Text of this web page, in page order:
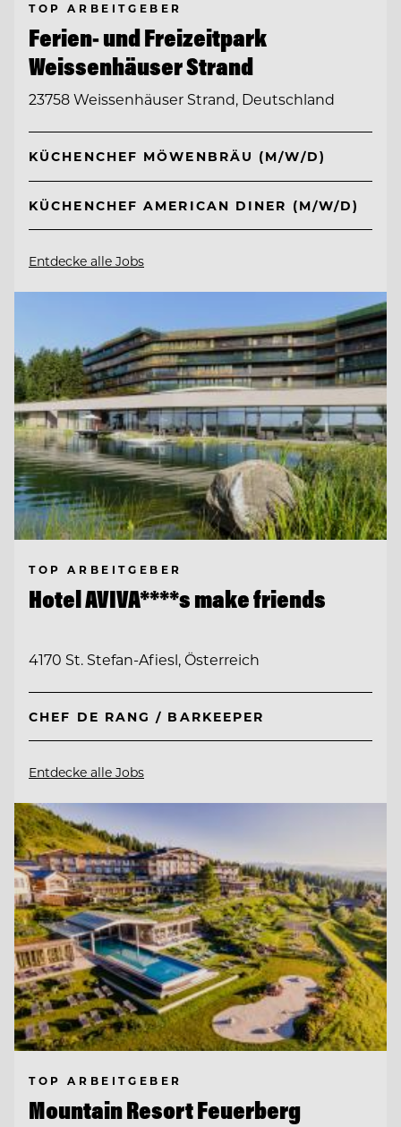
TOP ARBEITGEBER
Ferien- und Freizeitpark
Weissenhäuser Strand
23758 Weissenhäuser Strand, Deutschland
KÜCHENCHEF MÖWENBRÄU (M/W/D)
KÜCHENCHEF AMERICAN DINER (M/W/D)
Entdecke alle Jobs
TOP ARBEITGEBER
Hotel AVIVA****s make friends
4170 St. Stefan-Afiesl, Österreich
CHEF DE RANG / BARKEEPER
Entdecke alle Jobs
TOP ARBEITGEBER
Mountain Resort Feuerberg